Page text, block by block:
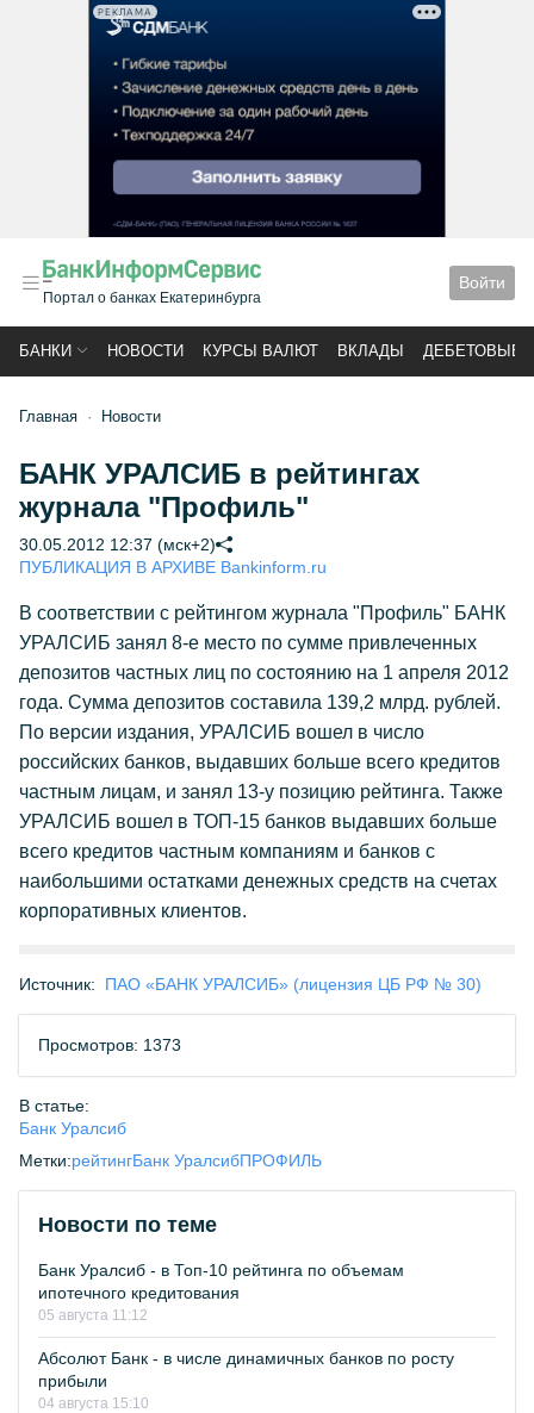
РЕКЛАМА
Портал о банках Екатеринбурга
Войти
БАНКИ НОВОСТИ КУРСЫ ВАЛЮТ ВКЛАДЫ ДЕБЕТОВЫЕ
Главная Новости
БАНК УРАЛСИБ в рейтингах
журнала "Профиль"
30.05.2012 12:37 (мск+2)
ПУБЛИКАЦИЯ В АРХИВЕ Bankinform.ru
В соответствии с рейтингом журнала "Профиль" БАНК
УРАЛСИБ занял 8-е место по сумме привлеченных
депозитов частных лиц по состоянию на 1 апреля 2012
года. Сумма депозитов составила 139,2 млрд. рублей.
По версии издания, УРАЛСИБ вошел в число
российских банков, выдавших больше всего кредитов
частным лицам, и занял 13-у позицию рейтинга. Также
УРАЛСИБ вошел в ТОП-15 банков выдавших больше
всего кредитов частным компаниям и банков с
наибольшими остатками денежных средств на счетах
корпоративных клиентов.
Источник: ПАО «БАНК УРАЛСИБ» (лицензия ЦБ РФ № 30)
Просмотров: 1373
В статье:
Банк Уралсиб
Метки:рейтингБанк УралсибПРОФИЛЬ
Новости по теме
Банк Уралсиб - в Топ-10 рейтинга по объемам
ипотечного кредитования
05 августа 11:12
Абсолют Банк - в числе динамичных банков по росту
прибыли
04 августа 15:10